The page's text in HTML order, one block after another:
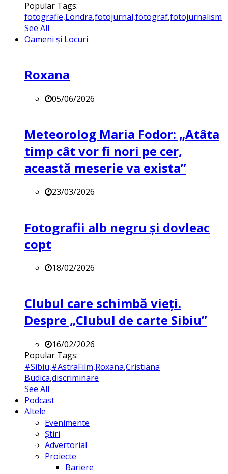
Popular Tags:
fotografie,Londra,fotojurnal,fotograf,fotojurnalism
See All
Oameni și Locuri
Roxana
05/06/2026
Meteorolog Maria Fodor: „Atâta
timp cât vor fi nori pe cer,
această meserie va exista”
23/03/2026
Fotografii alb negru și dovleac
copt
18/02/2026
Clubul care schimbă vieți.
Despre „Clubul de carte Sibiu”
16/02/2026
Popular Tags:
#Sibiu,#AstraFilm,Roxana,Cristiana
Budica,discriminare
See All
Podcast
Altele
Evenimente
Știri
Advertorial
Proiecte
Bariere